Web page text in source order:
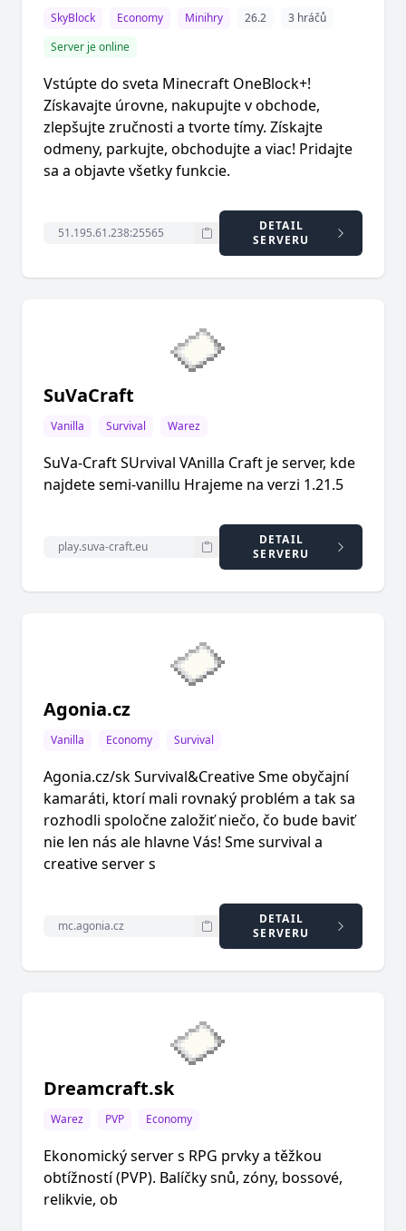
SkyBlock Economy Minihry 26.2
3 hráčů
Server je online
Vstúpte do sveta Minecraft OneBlock+!
Získavajte úrovne, nakupujte v obchode,
zlepšujte zručnosti a tvorte tímy. Získajte
odmeny, parkujte, obchodujte a viac! Pridajte
sa a objavte všetky funkcie.
DETAIL
SERVERU
SuVaCraft
Vanilla Survival Warez
SuVa-Craft SUrvival VAnilla Craft je server, kde
najdete semi-vanillu Hrajeme na verzi 1.21.5
DETAIL
SERVERU
Agonia.cz
Vanilla Economy Survival
Agonia.cz/sk Survival&Creative Sme obyčajní
kamaráti, ktorí mali rovnaký problém a tak sa
rozhodli spoločne založiť niečo, čo bude baviť
nie len nás ale hlavne Vás! Sme survival a
creative server s
DETAIL
SERVERU
Dreamcraft.sk
Warez PVP Economy
Ekonomický server s RPG prvky a těžkou
obtížností (PVP). Balíčky snů, zóny, bossové,
relikvie, ob